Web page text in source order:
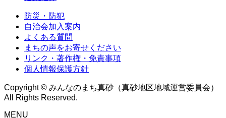
防災・防犯
自治会加入案内
よくある質問
まちの声をお寄せください
リンク・著作権・免責事項
個人情報保護方針
Copyright © みんなのまち真砂（真砂地区地域運営委員会）
All Rights Reserved.
MENU